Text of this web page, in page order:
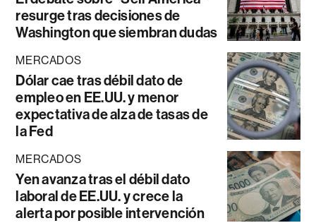
resurge tras decisiones de
Washington que siembran dudas
MERCADOS
Dólar cae tras débil dato de
empleo en EE.UU. y menor
expectativa de alza de tasas de
la Fed
MERCADOS
Yen avanza tras el débil dato
laboral de EE.UU. y crece la
alerta por posible intervención